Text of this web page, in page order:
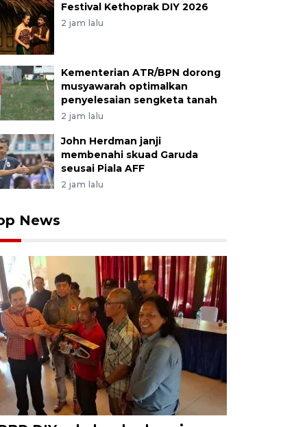
Festival Kethoprak DIY 2026
2 jam lalu
Kementerian ATR/BPN dorong
musyawarah optimalkan
penyelesaian sengketa tanah
2 jam lalu
John Herdman janji
membenahi skuad Garuda
seusai Piala AFF
2 jam lalu
News